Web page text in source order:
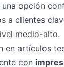
opción
a clientes
medio-alto.
en artículos
con